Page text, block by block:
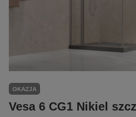
OKAZJA
Vesa 6 CG1 Nikiel